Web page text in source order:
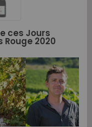
ces Jours
Rouge 2020